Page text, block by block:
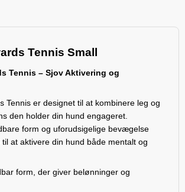
Tennis Small
Tennis – Sjov Aktivering og
Tennis er designet til at kombinere leg og
den holder din hund engageret.
form og uforudsigelige bevægelse
at aktivere din hund både mentalt og
form, der giver belønninger og